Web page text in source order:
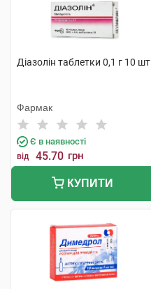
Діазолін таблетки 0,1 г 10 шт
Фармак
Є в наявності
від 45.70 грн
КУПИТИ